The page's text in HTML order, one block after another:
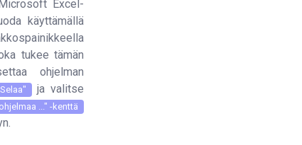
Excel-
käyttämällä
tukee tämän
ohjelman
ja valitse
..." -kenttä